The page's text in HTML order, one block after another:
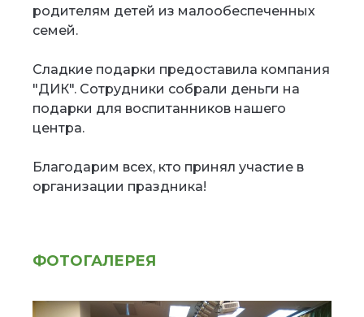
родителям детей из малообеспеченных
семей.
Сладкие подарки предоставила компания
"ДИК". Сотрудники собрали деньги на
подарки для воспитанников нашего
центра.
Благодарим всех, кто принял участие в
организации праздника!
ФОТОГАЛЕРЕЯ